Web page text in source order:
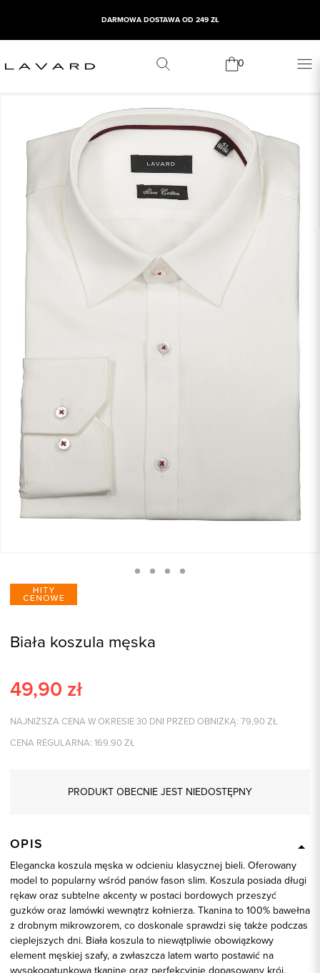
DARMOWA DOSTAWA OD 249 ZŁ
0
Biała koszula męska
49,90 zł
NAJNIŻSZA CENA W OKRESIE 30 DNI PRZED OBNIŻKĄ: 79,90 ZŁ
CENA REGULARNA: 169.90 ZŁ
PRODUKT OBECNIE JEST NIEDOSTĘPNY
OPIS
Elegancka koszula męska w odcieniu klasycznej bieli. Oferowany
model to popularny wśród panów fason slim. Koszula posiada długi
rękaw oraz subtelne akcenty w postaci bordowych przeszyć
guzków oraz lamówki wewnątrz kołnierza. Tkanina to 100% bawełna
z drobnym mikrowzorem, co doskonale sprawdzi się także podczas
cieplejszych dni. Biała koszula to niewątpliwie obowiązkowy
element męskiej szafy, a zwłaszcza latem warto postawić na